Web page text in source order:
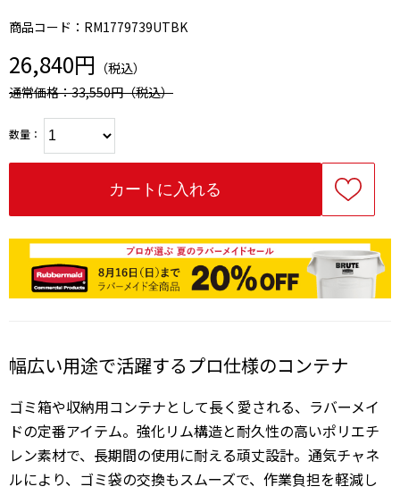
商品コード：RM1779739UTBK
26,840円 （税込）
通常価格：33,550円（税込）
数量：
幅広い用途で活躍するプロ仕様のコンテナ
ゴミ箱や収納用コンテナとして長く愛される、ラバーメイ
ドの定番アイテム。強化リム構造と耐久性の高いポリエチ
レン素材で、長期間の使用に耐える頑丈設計。通気チャネ
ルにより、ゴミ袋の交換もスムーズで、作業負担を軽減し